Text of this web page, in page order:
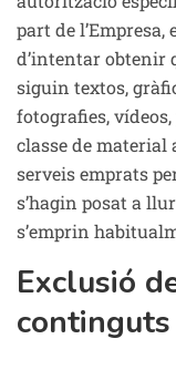
part de
d’intentar obtenir
siguin textos,
fotografies,
classe de material
serveis emprats
s’hagin posat a
s’emprin
Exclusió
continguts